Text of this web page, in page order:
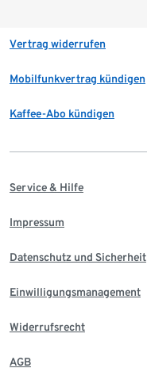
Vertrag widerrufen
Mobilfunkvertrag kündigen
Kaffee-Abo kündigen
Service & Hilfe
Impressum
Datenschutz und Sicherheit
Einwilligungsmanagement
Widerrufsrecht
AGB